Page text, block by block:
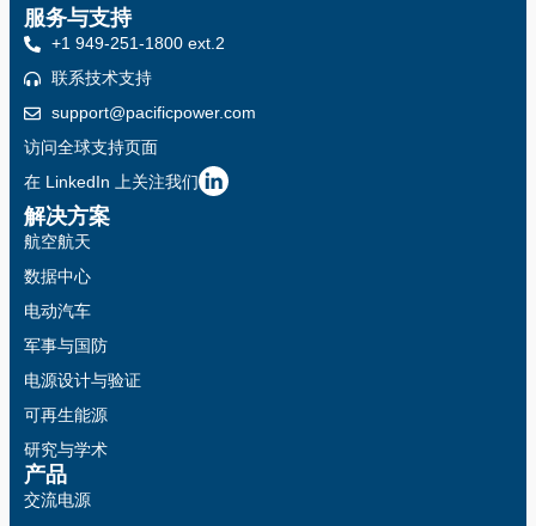
解决方案
航空航天
数据中心
电动汽车
军事与国防
电源设计与验证
可再生能源
研究与学术
产品
交流电源
服务与支持
+1 949-251-1800 ext.2
联系技术支持
support@pacificpower.com
访问全球支持页面
在 LinkedIn 上关注我们